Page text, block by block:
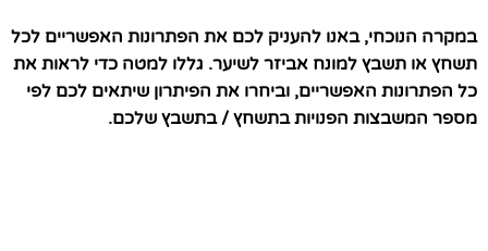
במקרה הנוכחי, באנו להעניק לכם את הפתרונות האפשריים לכל
תשחץ או תשבץ למונח אביזר לשיער. גללו למטה כדי לראות את
כל הפתרונות האפשריים, וביחרו את הפיתרון שיתאים לכם לפי
מספר המשבצות הפנויות בתשחץ / בתשבץ שלכם.